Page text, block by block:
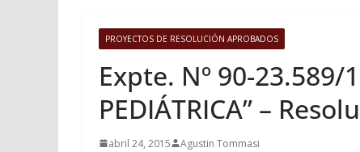
PROYECTOS DE RESOLUCIÓN APROBADOS
Expte. Nº 90-23.589/
PEDIÁTRICA” –
abril 24, 2015 Agustin Tommasi